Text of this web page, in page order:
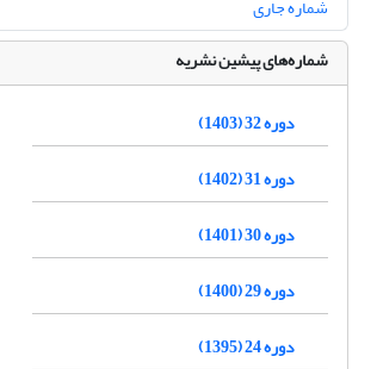
شماره جاری
شماره‌های پیشین نشریه
دوره 32 (1403)
دوره 31 (1402)
دوره 30 (1401)
دوره 29 (1400)
دوره 24 (1395)